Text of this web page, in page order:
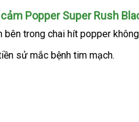
Popper Super Rush
bên trong chai hít popper
sử mắc bệnh tim mạch.